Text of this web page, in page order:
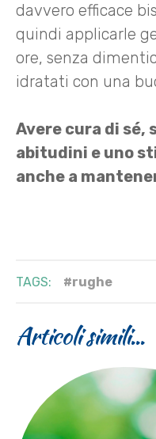
davvero efficace
quindi applicarle
ore, senza
idratati con una
Avere cura di sé,
abitudini e uno
anche a
TAGS: #rughe
Articoli simili...